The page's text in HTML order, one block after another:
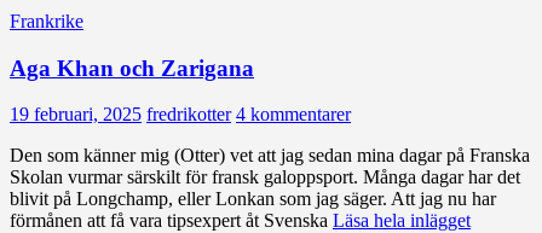
Frankrike
Aga Khan och Zarigana
19 februari, 2025 fredrikotter 4 kommentarer
Den som känner mig (Otter) vet att jag sedan mina dagar på Franska
Skolan vurmar särskilt för fransk galoppsport. Många dagar har det
blivit på Longchamp, eller Lonkan som jag säger. Att jag nu har
förmånen att få vara tipsexpert åt Svenska Läsa hela inlägget